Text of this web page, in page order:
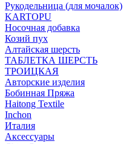
Рукодельница (для мочалок)
KARTOPU
Носочная добавка
Козий пух
Алтайская шерсть
ТАБЛЕTКА ШЕРСТЬ
ТРОИЦКАЯ
Авторские изделия
Бобинная Пряжа
Haitong Textilе
Inchon
Италия
Аксессуары